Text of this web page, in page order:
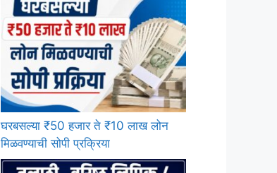
घरबसल्या ₹50 हजार ते ₹10 लाख लोन
मिळवण्याची सोपी प्रक्रिया